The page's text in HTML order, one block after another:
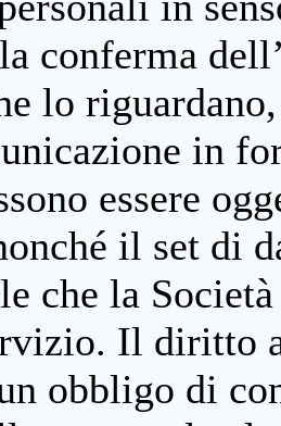
conferma
lo
in
essere
il set di
che la
Il diritto
obbligo di